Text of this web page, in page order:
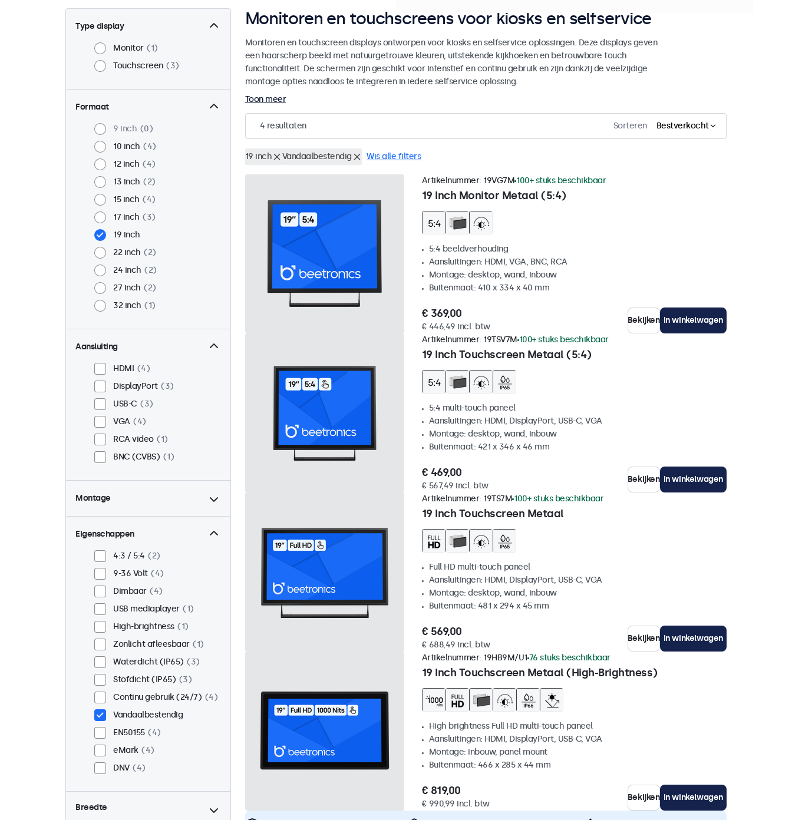
Type display
Monitor
1
Touchscreen
3
Formaat
9 inch
0
10 inch
4
12 inch
4
13 inch
2
15 inch
4
17 inch
3
19 inch
22 inch
2
24 inch
2
27 inch
2
32 inch
1
Aansluiting
HDMI
4
DisplayPort
3
USB-C
3
VGA
4
RCA video
1
BNC (CVBS)
1
Montage
Desktop
3
Wand
Panel mount
Inbouw
4
Rackmontage (19 inch)
VESA 75 x 75
VESA 100 x 100
4
Eigenschappen
4:3 / 5:4
2
9-36 Volt
4
Dimbaar
4
USB mediaplayer
1
High-brightness
1
Zonlicht afleesbaar
1
Waterdicht (IP65)
3
Stofdicht (IP65)
3
Continu gebruik (24/7)
4
Vandaalbestendig
EN50155
4
eMark
4
DNV
4
Breedte
Monitoren en touchscreens voor kiosks en selfservice
Monitoren en touchscreen displays ontworpen voor kiosks en selfservice oplossingen. Deze displays geven
een haarscherp beeld met natuurgetrouwe kleuren, uitstekende kijkhoeken en betrouwbare touch
functionaliteit. De schermen zijn geschikt voor intenstief en continu gebruik en zijn dankzij de veelzijdige
montage opties naadloos te integreren in iedere selfservice oplossing.
Toon meer
4 resultaten Sorteren Bestverkocht
19 inch Vandaalbestendig Wis alle filters
19 Inch Monitor Metaal (5:4)
Artikelnummer: 19VG7M 100+ stuks beschikbaar
5:4 beeldverhouding
Aansluitingen: HDMI, VGA, BNC, RCA
Montage: desktop, wand, inbouw
Buitenmaat: 410 x 334 x 40 mm
€ 369,00
€ 446,49 incl. btw
Bekijken In winkelwagen
19 Inch Touchscreen Metaal (5:4)
Artikelnummer: 19TSV7M 100+ stuks beschikbaar
5:4 multi-touch paneel
Aansluitingen: HDMI, DisplayPort, USB-C, VGA
Montage: desktop, wand, inbouw
Buitenmaat: 421 x 346 x 46 mm
€ 469,00
€ 567,49 incl. btw
Bekijken In winkelwagen
19 Inch Touchscreen Metaal
Artikelnummer: 19TS7M 100+ stuks beschikbaar
Full HD multi-touch paneel
Aansluitingen: HDMI, DisplayPort, USB-C, VGA
Montage: desktop, wand, inbouw
Buitenmaat: 481 x 294 x 45 mm
€ 569,00
€ 688,49 incl. btw
Bekijken In winkelwagen
19 Inch Touchscreen Metaal (High-Brightness)
Artikelnummer: 19HB9M/U1 76 stuks beschikbaar
High brightness Full HD multi-touch paneel
Aansluitingen: HDMI, DisplayPort, USB-C, VGA
Montage: inbouw, panel mount
Buitenmaat: 466 x 285 x 44 mm
€ 819,00
€ 990,99 incl. btw
Bekijken In winkelwagen